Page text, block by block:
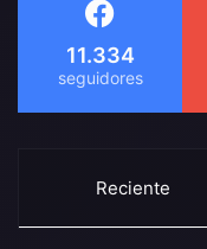
11.334
Reciente